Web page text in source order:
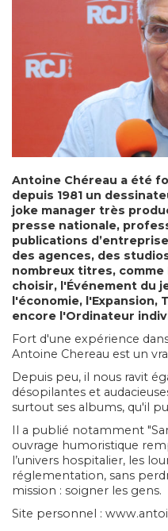
Antoine Chéreau a été
depuis 1981 un
joke manager très
presse nationale,
publications
des agences, des
nombreux titres, comme
choisir, l'Événement du
l'économie, l'Expansion,
encore l'Ordinateur
Fort d'une expérience
Antoine Chereau est un
Depuis peu, il nous ravit
désopilantes et
surtout ses albums, qu'il
Il a publié notamment
ouvrage humoristique
l’univers hospitalier, les
réglementation, sans
mission : soigner les gens.
Site personnel :